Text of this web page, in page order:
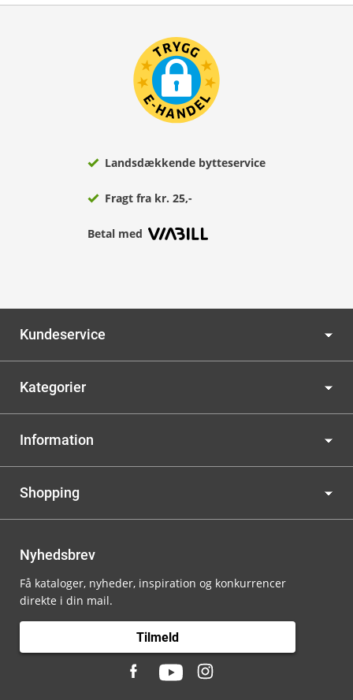
Landsdækkende bytteservice
Fragt fra kr. 25,-
Betal med
Kundeservice
Kategorier
Information
Shopping
Nyhedsbrev
Få kataloger, nyheder, inspiration og konkurrencer
direkte i din mail.
Tilmeld